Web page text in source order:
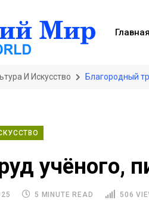
Главная
И Искусство Благородный
учёного,
5 MINUTE READ 506